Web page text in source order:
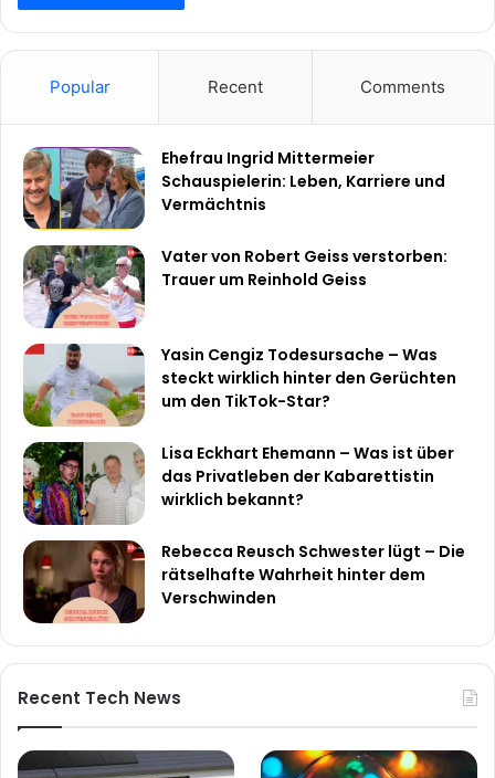
Popular Recent Comments
Ehefrau Ingrid Mittermeier
Schauspielerin: Leben, Karriere und
Vermächtnis
Vater von Robert Geiss verstorben:
Trauer um Reinhold Geiss
Yasin Cengiz Todesursache – Was
steckt wirklich hinter den Gerüchten
um den TikTok-Star?
Lisa Eckhart Ehemann – Was ist über
das Privatleben der Kabarettistin
wirklich bekannt?
Rebecca Reusch Schwester lügt – Die
rätselhafte Wahrheit hinter dem
Verschwinden
Recent Tech News